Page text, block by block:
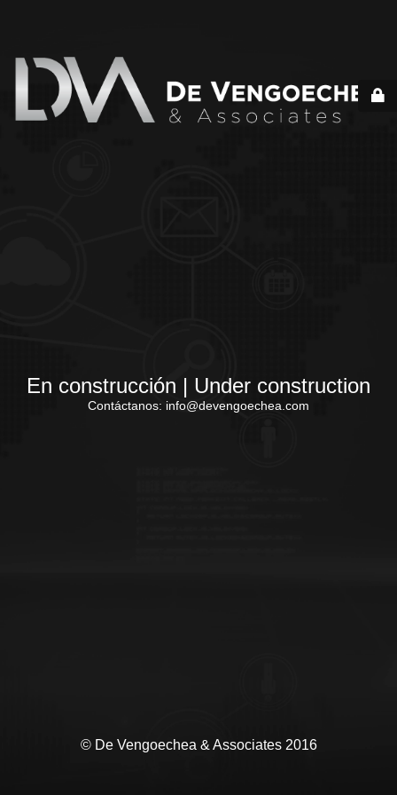
En construcción | Under construction
Contáctanos: info@devengoechea.com
© De Vengoechea & Associates 2016